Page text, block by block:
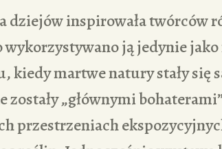
dziejów inspirowała twórców
ją jedynie
kiedy martwe natury stały się
„głównymi
przestrzeniach